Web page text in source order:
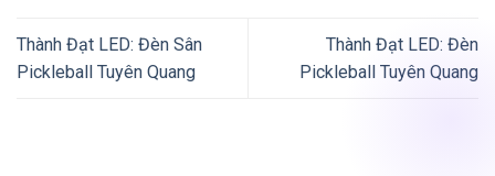
Thành Đạt LED: Đèn Sân
Pickleball Tuyên Quang
Thành Đạt LED: Đèn
Pickleball Tuyên Quang